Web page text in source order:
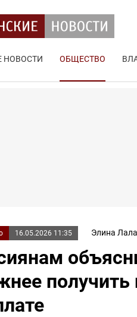
НОВОСТИ ОБЩЕСТВО
16.05.2026 11:35 Элина